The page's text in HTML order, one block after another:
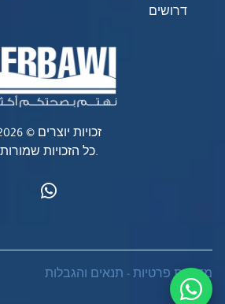
דרושים
זכויות יוצרים © 2026
כל הזכויות שמורות.
מדיניות פרטיות - תנאים והגבלות